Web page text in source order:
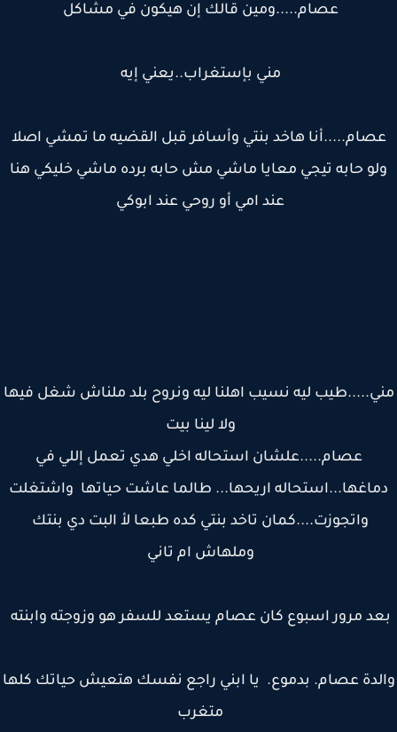
عصام.....ومين قالك إن هيكون في مشاكل
مني بإستغراب..يعني إيه
هاخد بنتي وأسافر قبل القضيه ما تمشي اصلا
حابه تيجي معايا ماشي مش حابه برده ماشي خليكي هنا
عند امي أو روحي عند ابوكي
ليه نسيب اهلنا ليه ونروح بلد ملناش شغل فيها
ولا لينا بيت
عصام.....علشان استحاله اخلي هدي تعمل إللي في
اريحها... طالما عاشت حياتها واشتغلت
واتجوزت....كمان تاخد بنتي كده طبعا لأ البت دي بنتك
وملهاش ام تاني
مرور اسبوع كان عصام يستعد للسفر هو وزوجته وابنته
عصام. بدموع. يا ابني راجع نفسك هتعيش حياتك كلها
متغرب